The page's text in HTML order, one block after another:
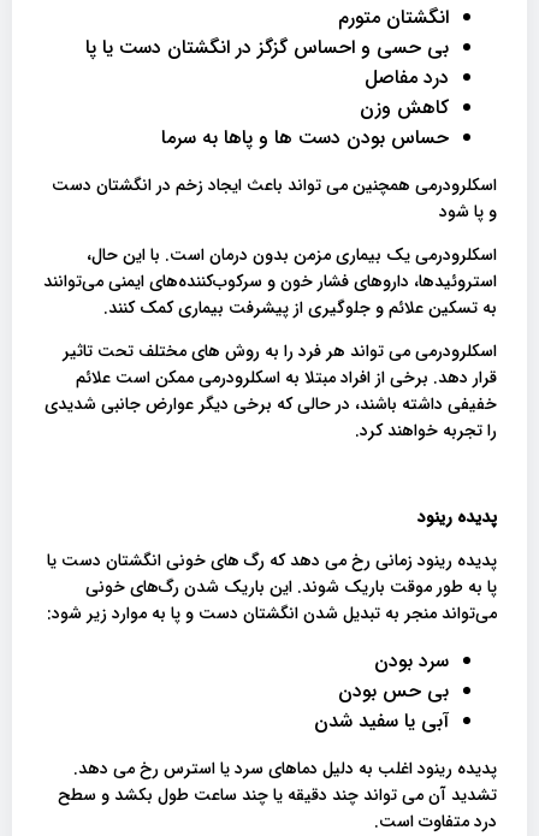
انگشتان متورم
بی حسی و احساس گزگز در انگشتان دست یا پا
درد مفاصل
کاهش وزن
حساس بودن دست ها و پاها به سرما
اسکلرودرمی همچنین می تواند باعث ایجاد زخم در انگشتان دست
و پا شود
اسکلرودرمی یک بیماری مزمن بدون درمان است. با این حال،
استروئیدها، داروهای فشار خون و سرکوب‌کننده‌های ایمنی می‌توانند
به تسکین علائم و جلوگیری از پیشرفت بیماری کمک کنند.
اسکلرودرمی می تواند هر فرد را به روش های مختلف تحت تاثیر
قرار دهد. برخی از افراد مبتلا به اسکلرودرمی ممکن است علائم
خفیفی داشته باشند، در حالی که برخی دیگر عوارض جانبی شدیدی
را تجربه خواهند کرد.
پدیده رینود
پدیده رینود زمانی رخ می دهد که رگ های خونی انگشتان دست یا
پا به طور موقت باریک شوند. این باریک شدن رگ‌های خونی
می‌تواند منجر به تبدیل شدن انگشتان دست و پا به موارد زیر شود:
سرد بودن
بی حس بودن
آبی یا سفید شدن
پدیده رینود اغلب به دلیل دماهای سرد یا استرس رخ می دهد.
تشدید آن می تواند چند دقیقه یا چند ساعت طول بکشد و سطح
درد متفاوت است.